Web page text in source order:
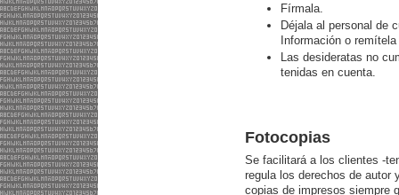
Fírmala.
Déjala al personal de
Información o
Las desideratas no
tenidas en cuenta.
Fotocopias
Se facilitará a los clientes -
regula los derechos de autor
copias de impresos siempre